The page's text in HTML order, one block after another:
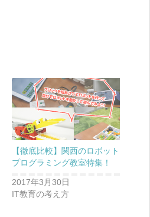
【徹底比較】関西のロボット
プログラミング教室特集！
2017年3月30日
IT教育の考え方